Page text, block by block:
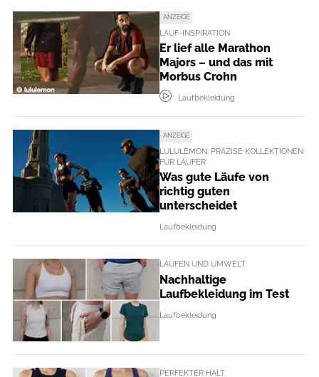
ANZEIGE
LAUF-INSPIRATION
Er lief alle Marathon
Majors – und das mit
Morbus Crohn
Laufbekleidung
ANZEIGE
LULULEMON: PRÄZISE KOLLEKTIONEN
FÜR LÄUFER
Was gute Läufe von
richtig guten
unterscheidet
Laufbekleidung
LAUFEN UND UMWELT
Nachhaltige
Laufbekleidung im Test
Laufbekleidung
PERFEKTER HALT